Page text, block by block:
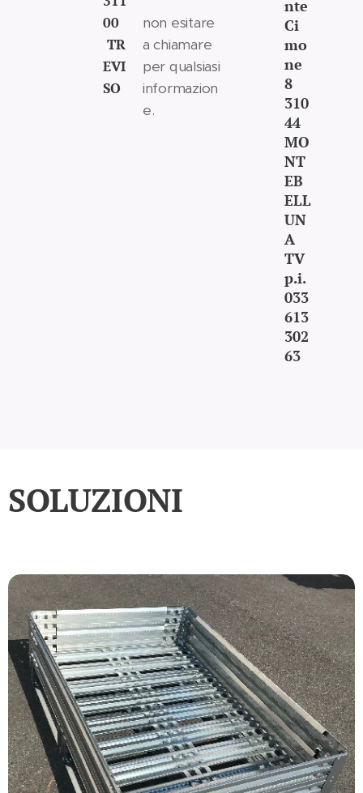
00
TR
EVI
SO
non esitare
a chiamare
per qualsiasi
informazion
e.
nte
Ci
mo
ne
8
310
44
MO
NT
EB
ELL
UN
A
TV
p.i.
033
613
302
63
SOLUZIONI